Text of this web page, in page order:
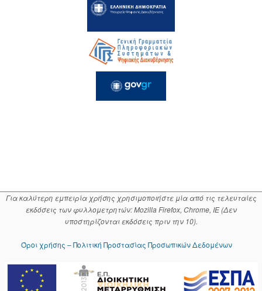
Για καλύτερη εμπειρία χρήσης χρησιμοποιήστε μία από τις τελευταίες
εκδόσεις των φυλλομετρητών: Mozilla Firefox, Chrome, IE (Δεν
υποστηρίζονται εκδόσεις πριν την 10).
Όροι χρήσης – Πολιτική Προστασίας Προσωπικών Δεδομένων